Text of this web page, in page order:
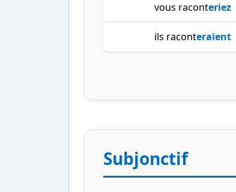
vous raconteriez
ils raconteraient
Subjonctif